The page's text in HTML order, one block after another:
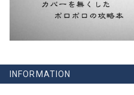
INFORMATION